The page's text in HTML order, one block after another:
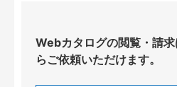
Webカタログの閲覧・請
らご依頼いただけます。